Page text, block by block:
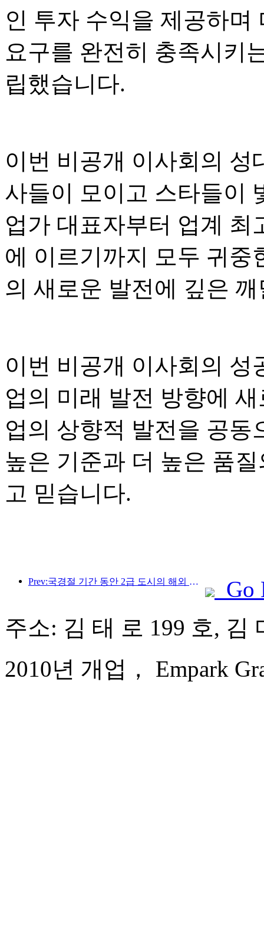
인 투자 수익을 제공하며
요구를 완전히 충족시키
립했습니다.
이번 비공개 이사회의 성
사들이 모이고 스타들이
업가 대표자부터 업계 최
에 이르기까지 모두 귀중
의 새로운 발전에 깊은
이번 비공개 이사회의 성
업의 미래 발전 방향에
업의 상향적 발전을 공동
높은 기준과 더 높은 품
고 믿습니다.
Prev:국경절 기간 동안 2급 도시의 해외 여행 및 와인 주문이 전년 동기 대비 70% 증가했습니다.
Go
주소: 김 태 로 199 호, 김
2010년 개업， Empark